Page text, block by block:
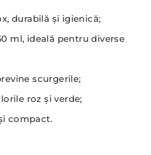
durabilă și igienică;
ml, ideală pentru diverse
scurgerile;
roz și verde;
compact.